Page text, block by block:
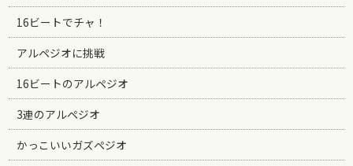
16ビートでチャ！
アルペジオに挑戦
16ビートのアルペジオ
3連のアルペジオ
かっこいいガズペジオ